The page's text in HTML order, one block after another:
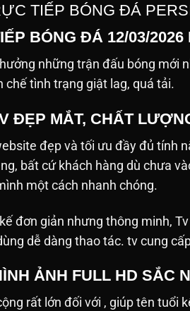
TIẾP BÓNG ĐÁ
BÓNG ĐÁ 12/03/2026
những trận đấu bóng mới
chế tình trạng giật lag, quá tải.
ĐẸP MẮT, CHẤT
đẹp và tối ưu đầy đủ tính
bất cứ khách hàng dù chưa
một cách nhanh chóng.
đơn giản nhưng thông minh,
dễ dàng thao tác. tv cung
ẢNH FULL HD SẮC
rất lớn đối với , giúp tên tuổi